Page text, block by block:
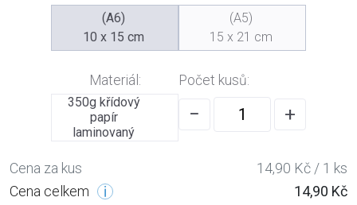
(A6)
10 x 15 cm
(A5)
15 x 21 cm
Materiál:
350g křídový
papír
laminovaný
Počet kusů:
− +
Cena za kus
14,90 Kč / 1 ks
Cena celkem
14,90 Kč